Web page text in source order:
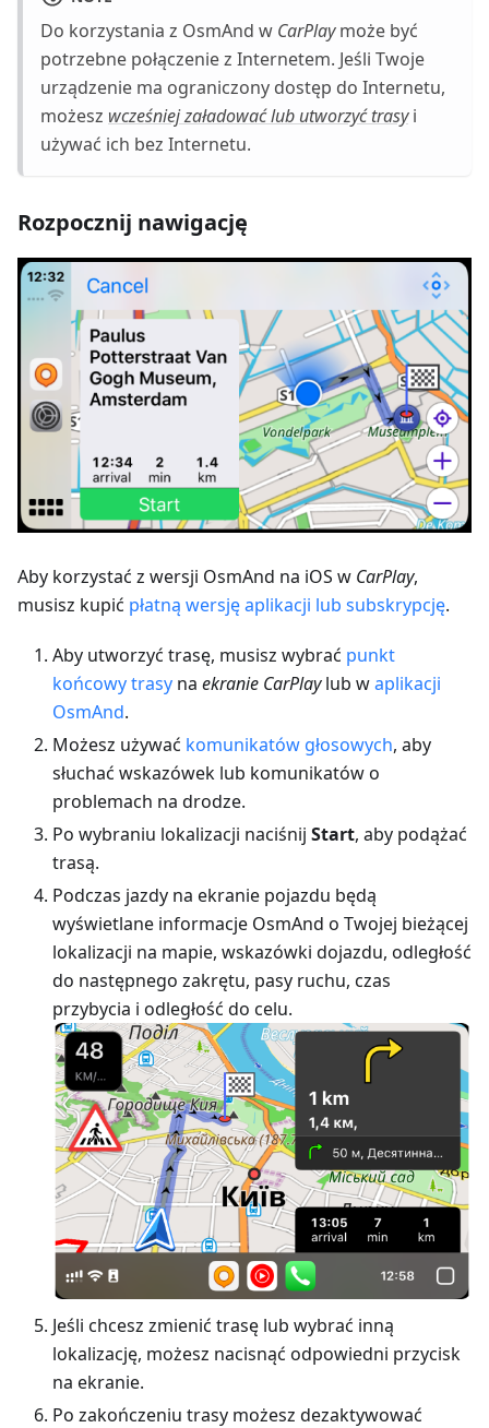
Do korzystania z OsmAnd w CarPlaymoże być
potrzebne połączenie z Internetem. Jeśli Twoje
urządzenie ma ograniczony dostęp do Internetu,
możesz wcześniej załadować lub utworzyć trasyi
używać ich bez Internetu.
Rozpocznij nawigację
Aby korzystać z wersji OsmAnd na iOS w CarPlay,
musisz kupić płatną wersję aplikacji lub subskrypcję.
Aby utworzyć trasę, musisz wybrać punkt
końcowy trasy na ekranie CarPlaylub waplikacji
OsmAnd.
Możesz używać komunikatów głosowych, aby
słuchać wskazówek lub komunikatów o
problemach na drodze.
Po wybraniu lokalizacji naciśnij Start, aby podążać
trasą.
Podczas jazdy na ekranie pojazdu będą
wyświetlane informacje OsmAnd o Twojej bieżącej
lokalizacji na mapie, wskazówki dojazdu, odległość
do następnego zakrętu, pasy ruchu, czas
przybycia i odległość do celu.
Jeśli chcesz zmienić trasę lub wybrać inną
lokalizację, możesz nacisnąć odpowiedni przycisk
na ekranie.
Po zakończeniu trasy możesz dezaktywować